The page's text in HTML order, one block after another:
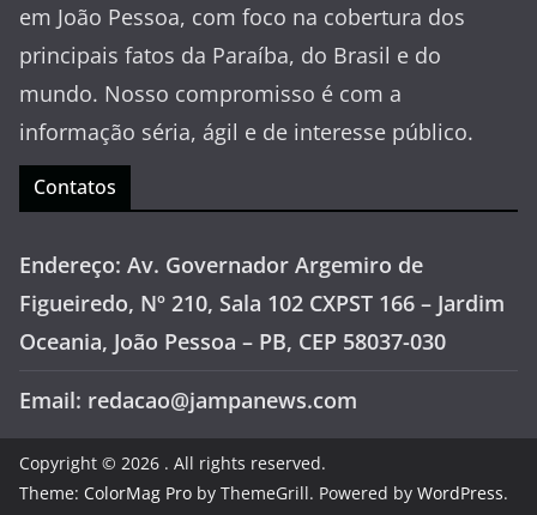
em João Pessoa, com foco na cobertura dos
principais fatos da Paraíba, do Brasil e do
mundo. Nosso compromisso é com a
informação séria, ágil e de interesse público.
Contatos
Endereço: Av. Governador Argemiro de
Figueiredo, Nº 210, Sala 102 CXPST 166 – Jardim
Oceania, João Pessoa – PB, CEP 58037-030
Email: redacao@jampanews.com
Copyright © 2026 . All rights reserved.
Theme: ColorMag Pro by ThemeGrill. Powered by WordPress.